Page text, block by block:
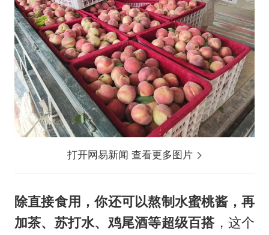
打开网易新闻 查看更多图片
除直接食用，你还可以熬制水蜜桃酱，再
加茶、苏打水、鸡尾酒等超级百搭 ，这个